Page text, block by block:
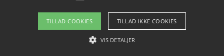
Om / kontakt
Blog Betingelser
TILLAD COOKIES TILLAD IKKE COOKIES
VIS DETALJER